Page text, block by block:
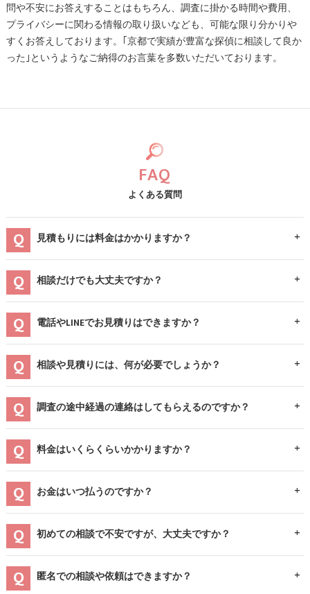
問や不安にお答えすることはもちろん、調査に掛かる時間や費用、
プライバシーに関わる情報の取り扱いなども、可能な限り分かりや
すくお答えしております。｢京都で実績が豊富な探偵に相談して良か
った｣というようなご納得のお言葉を多数いただいております。
よくある質問
FAQ
見積もりには料金はかかりますか？
相談だけでも大丈夫ですか？
電話やLINEでお見積りはできますか？
相談や見積りには、何が必要でしょうか？
調査の途中経過の連絡はしてもらえるのですか？
料金はいくらくらいかかりますか？
お金はいつ払うのですか？
初めての相談で不安ですが、大丈夫ですか？
匿名での相談や依頼はできますか？